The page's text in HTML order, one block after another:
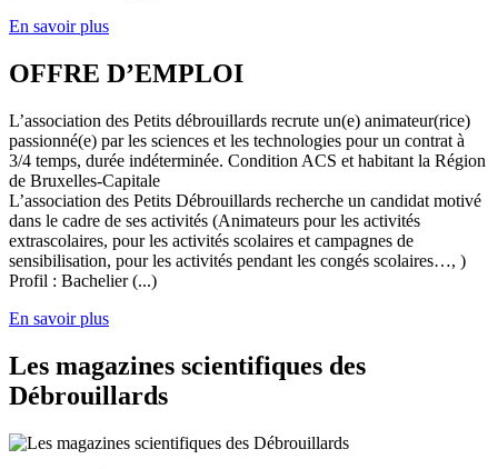
En savoir plus
OFFRE D’EMPLOI
L’association des Petits débrouillards recrute un(e) animateur(rice)
passionné(e) par les sciences et les technologies pour un contrat à
3/4 temps, durée indéterminée. Condition ACS et habitant la Région
de Bruxelles-Capitale
L’association des Petits Débrouillards recherche un candidat motivé
dans le cadre de ses activités (Animateurs pour les activités
extrascolaires, pour les activités scolaires et campagnes de
sensibilisation, pour les activités pendant les congés scolaires…, )
Profil : Bachelier (...)
En savoir plus
Les magazines scientifiques des
Débrouillards